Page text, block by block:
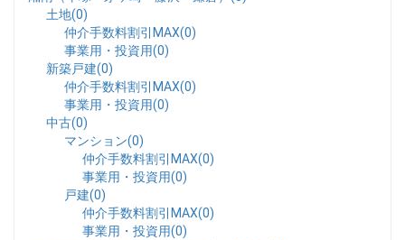
土地(0)
仲介手数料割引MAX(0)
事業用・投資用(0)
新築戸建(0)
仲介手数料割引MAX(0)
事業用・投資用(0)
中古(0)
マンション(0)
仲介手数料割引MAX(0)
事業用・投資用(0)
戸建(0)
仲介手数料割引MAX(0)
事業用・投資用(0)